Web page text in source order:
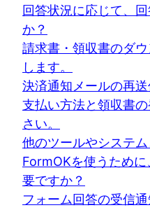
回答状況に応じて、
か？
請求書・領収書のダ
します。
決済通知メールの再
支払い方法と領収書
さい。
他のツールやシステ
FormOKを使うため
要ですか？
フォーム回答の受信